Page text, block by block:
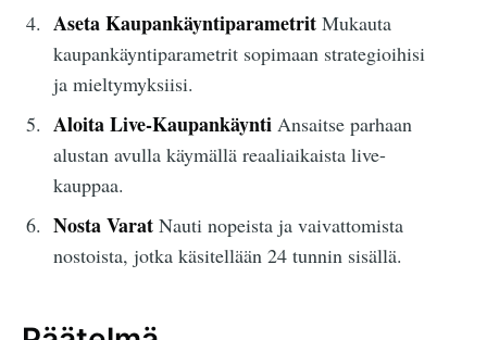
Aseta KaupankäyntiparametritMukauta
kaupankäyntiparametrit sopimaan strategioihisi
ja mieltymyksiisi.
Aloita Live-KaupankäyntiAnsaitse parhaan
alustan avulla käymällä reaaliaikaista live-
kauppaa.
Nosta VaratNauti nopeista ja vaivattomista
nostoista, jotka käsitellään 24 tunnin sisällä.